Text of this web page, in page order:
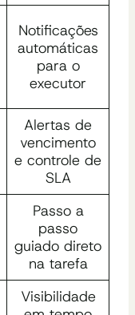
Notificações
automáticas
para o
executor
Alertas de
vencimento
e controle de
SLA
Passo a
passo
guiado direto
na tarefa
Visibilidade